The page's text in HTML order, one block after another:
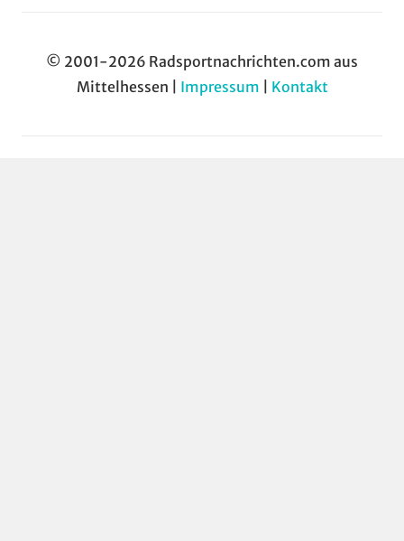
© 2001-2026 Radsportnachrichten.com aus
Mittelhessen | Impressum Kontakt